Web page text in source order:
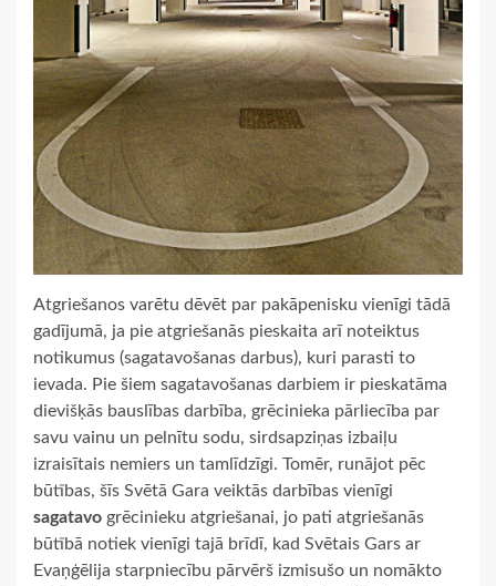
Atgriešanos varētu dēvēt par pakāpenisku vienīgi tādā
gadījumā, ja pie atgriešanās pieskaita arī noteiktus
notikumus (sagatavošanas darbus), kuri parasti to
ievada. Pie šiem sagatavošanas darbiem ir pieskatāma
dievišķās bauslības darbība, grēcinieka pārliecība par
savu vainu un pelnītu sodu, sirdsapziņas izbaiļu
izraisītais nemiers un tamlīdzīgi. Tomēr, runājot pēc
būtības, šīs Svētā Gara veiktās darbības vienīgi
sagatavo grēcinieku atgriešanai, jo pati atgriešanās
būtībā notiek vienīgi tajā brīdī, kad Svētais Gars ar
Evaņģēlija starpniecību pārvērš izmisušo un nomākto